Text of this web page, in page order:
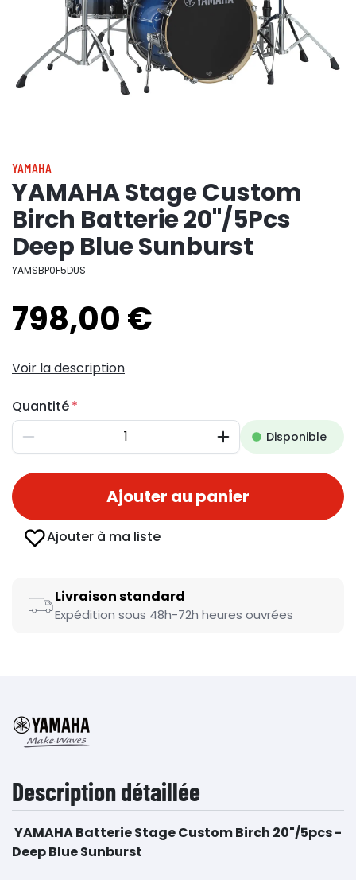
YAMAHA
YAMAHA Stage Custom
Birch Batterie 20"/5Pcs
Deep Blue Sunburst
YAMSBP0F5DUS
798,00 €
Voir la description
Quantité
Diminuer AugmenterDisponible
Ajouter au panier
Ajouter à ma liste
Livraison standard
Expédition sous 48h-72h heures ouvrées
Description détaillée
YAMAHA Batterie Stage Custom Birch 20"/5pcs -
Deep Blue Sunburst